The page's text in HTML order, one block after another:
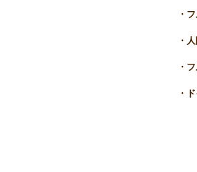
・
・
・
・